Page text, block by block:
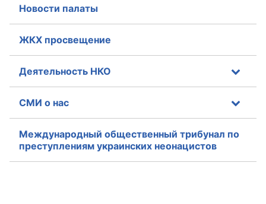
Новости палаты
ЖКХ просвещение
Деятельность НКО
СМИ о нас
Международный общественный трибунал по
преступлениям украинских неонацистов